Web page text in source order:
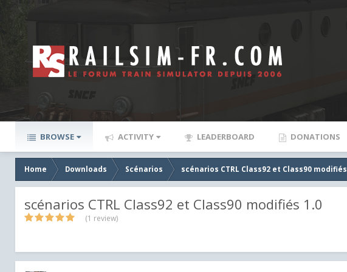
BROWSE ACTIVITY LEADERBOARD DONATIONS
Home Downloads Scénarios scénarios CTRL Class92 et Class90 modifiés
scénarios CTRL Class92 et Class90 modifiés 1.0
(1 review)